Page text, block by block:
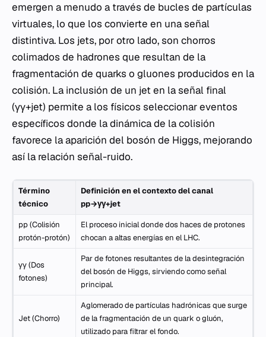
emergen a menudo a través de bucles de partículas
virtuales, lo que los convierte en una señal
distintiva. Los jets, por otro lado, son chorros
colimados de hadrones que resultan de la
fragmentación de quarks o gluones producidos en la
colisión. La inclusión de un jet en la señal final
(γγ+jet) permite a los físicos seleccionar eventos
específicos donde la dinámica de la colisión
favorece la aparición del bosón de Higgs, mejorando
así la relación señal-ruido.
Término
técnico
Definición en el contexto del canal
pp→γγ+jet
pp (Colisión
protón-protón)
El proceso inicial donde dos haces de protones
chocan a altas energías en el LHC.
γγ (Dos
fotones)
Par de fotones resultantes de la desintegración
del bosón de Higgs, sirviendo como señal
principal.
Jet (Chorro)
Aglomerado de partículas hadrónicas que surge
de la fragmentación de un quark o gluón,
utilizado para filtrar el fondo.